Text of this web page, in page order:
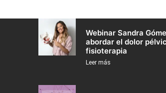
Webinar Sandra
abordar el dolor
fisioterapia
Leer más